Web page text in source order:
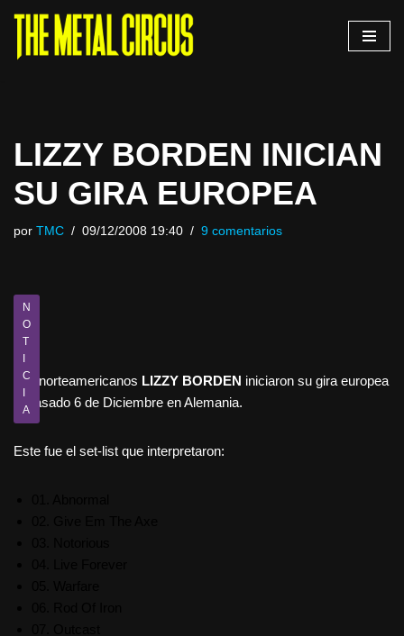
Saltar
LIZZY BORDEN INICIAN
SU GIRA EUROPEA
por TMC 09/12/2008 19:40 9 comentarios
N
O
T
I
C
I
A
Los norteamericanos LIZZY BORDEN iniciaron su gira europea
el pasado 6 de Diciembre en Alemania.
Este fue el set-list que interpretaron: